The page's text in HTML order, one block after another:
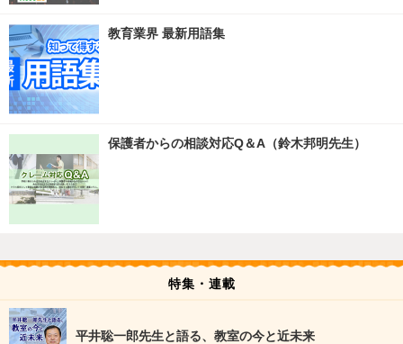
教育業界 最新用語集
保護者からの相談対応Q＆A（鈴木邦明先生）
特集・連載
平井聡一郎先生と語る、教室の今と近未来